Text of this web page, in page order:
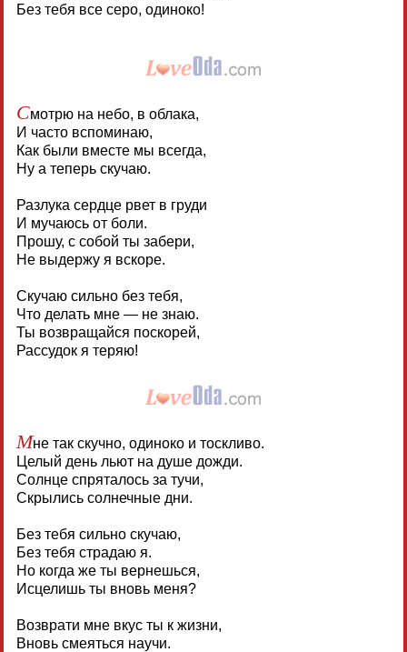
Без тебя все серо, одиноко!
Смотрю на небо, в облака,
И часто вспоминаю,
Как были вместе мы всегда,
Ну а теперь скучаю.
Разлука сердце рвет в груди
И мучаюсь от боли.
Прошу, с собой ты забери,
Не выдержу я вскоре.
Скучаю сильно без тебя,
Что делать мне — не знаю.
Ты возвращайся поскорей,
Рассудок я теряю!
Мне так скучно, одиноко и тоскливо.
Целый день льют на душе дожди.
Солнце спряталось за тучи,
Скрылись солнечные дни.
Без тебя сильно скучаю,
Без тебя страдаю я.
Но когда же ты вернешься,
Исцелишь ты вновь меня?
Возврати мне вкус ты к жизни,
Вновь смеяться научи.